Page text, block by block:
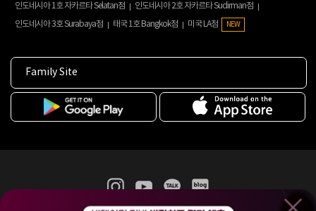
인도네시아 1호 자카르타 Selatan점
인도네시아 2호 자카르타 Sudirman점
인도네시아 3호 Surabaya점
태국 1호 Bangkok점 미국 LA점 NEW
Family Site